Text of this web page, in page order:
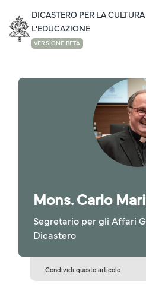
DICASTERO PER LA
L'EDUCAZIONE
VERSIONE BETA
Mons. Carlo
Segretario per gli Affari
Dicastero
Condividi questo articolo